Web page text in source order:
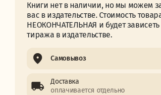
Книги нет в наличии, но мы можем
вас в издательстве. Стоимость
НЕОКОНЧАТЕЛЬНАЯ и будет зависеть
тиража в издательстве.
Самовывоз
Доставка
оплачивается отдельно